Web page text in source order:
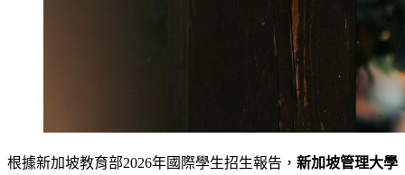
根據新加坡教育部2026年國際學生招生報告， 新加坡管理大學